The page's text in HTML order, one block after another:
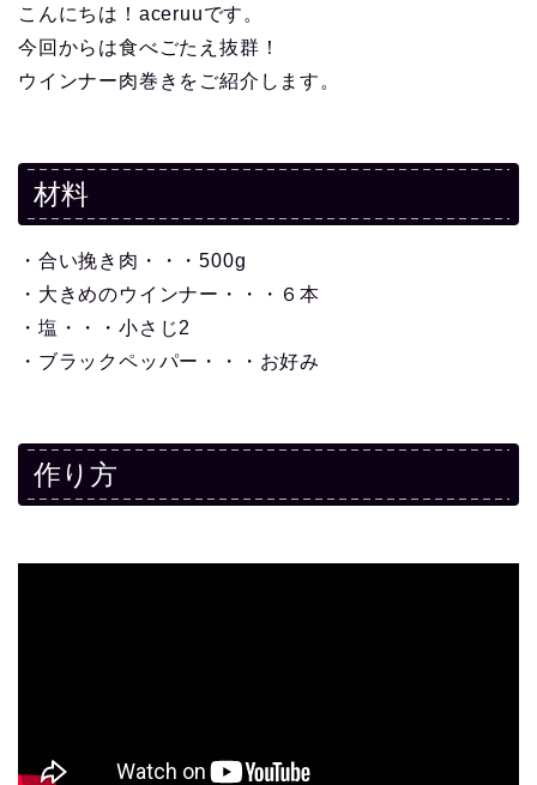
こんにちは！aceruuです。
今回からは食べごたえ抜群！
ウインナー肉巻きをご紹介します。
材料
・合い挽き肉・・・500g
・大きめのウインナー・・・６本
・塩・・・小さじ2
・ブラックペッパー・・・お好み
作り方